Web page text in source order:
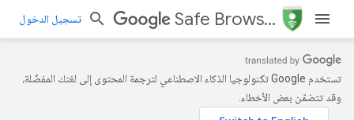
Safe Browsing تسجيل الدخول
تستخدم Google تكنولوجيا الذكاء الاصطناعي لترجمة المحتوى إلى لغتك المفضّلة،
وقد تتضمّن بعض الأخطاء.